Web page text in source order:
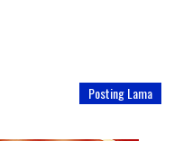
Posting Lama